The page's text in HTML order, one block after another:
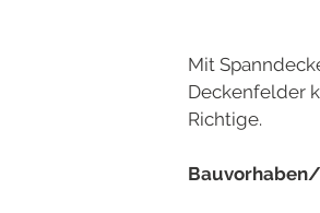
Mit
Deckenfelder
Richtige.